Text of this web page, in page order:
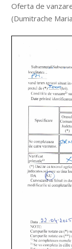
Oferta de
(Dumitrache